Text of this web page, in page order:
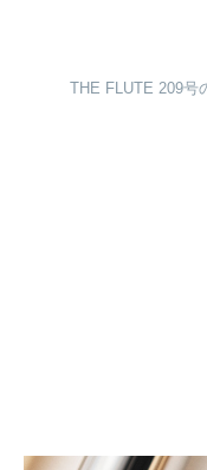
THE FLUTE 209号